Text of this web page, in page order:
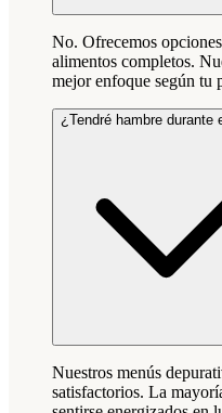
No. Ofrecemos
alimentos completos.
mejor enfoque según tu
¿Tendré hambre durante
Nuestros menús
satisfactorios. La